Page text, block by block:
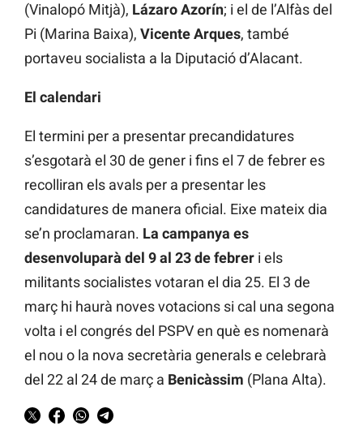
(Vinalopó Mitjà), Lázaro Azorín; i el de l’Alfàs del
Pi (Marina Baixa), Vicente Arques, també
portaveu socialista a la Diputació d’Alacant.
El calendari
El termini per a presentar precandidatures
s’esgotarà el 30 de gener i fins el 7 de febrer es
recolliran els avals per a presentar les
candidatures de manera oficial. Eixe mateix dia
se’n proclamaran. La campanya es
desenvoluparà del 9 al 23 de febrer i els
militants socialistes votaran el dia 25. El 3 de
març hi haurà noves votacions si cal una segona
volta i el congrés del PSPV en què es nomenarà
el nou o la nova secretària generals e celebrarà
del 22 al 24 de març a Benicàssim (Plana Alta).